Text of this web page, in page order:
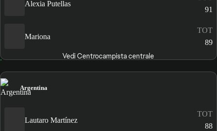
Alexia Putellas
91
Mariona
TOT
89
Vedi Centrocampista centrale
Argentina
Lautaro Martínez
TOT
88